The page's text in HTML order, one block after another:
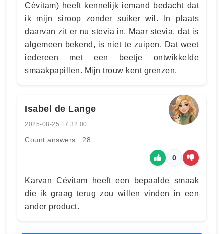
Cévitam) heeft kennelijk iemand bedacht dat
ik mijn siroop zonder suiker wil. In plaats
daarvan zit er nu stevia in. Maar stevia, dat is
algemeen bekend, is niet te zuipen. Dat weet
iedereen met een beetje ontwikkelde
smaakpapillen. Mijn trouw kent grenzen.
Isabel de Lange
2025-08-25 17:32:00
Count answers : 28
0
Karvan Cévitam heeft een bepaalde smaak
die ik graag terug zou willen vinden in een
ander product.